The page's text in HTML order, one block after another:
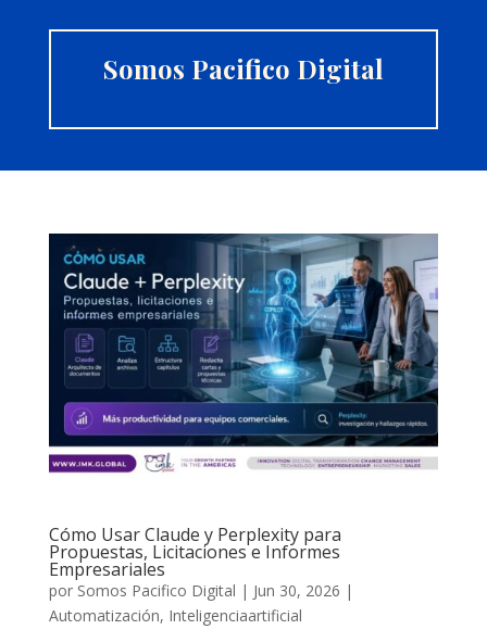
Somos Pacifico Digital
Cómo Usar Claude y Perplexity para
Propuestas, Licitaciones e Informes
Empresariales
por Somos Pacifico Digital | Jun 30, 2026 |
Automatización, Inteligenciaartificial